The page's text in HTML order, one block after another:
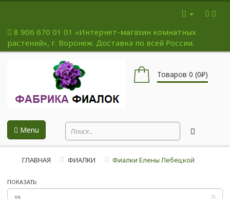
8 906 670 01 01 «Интернет-магазин комнатных
растений», г. Воронеж. Доставка по всей России.
Товаров 0 (0₽)
Menu
ГЛАВНАЯ ФИАЛКИ Фиалки Елены Лебецкой
ПОКАЗАТЬ: